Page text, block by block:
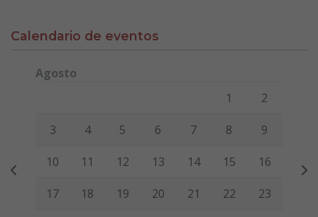
Calendario de eventos
Agosto
Viernes Sábado
1 2
3 4 5 6 7 8 9
10 11 12 13 14 15 16
17 18 19 20 21 22 23